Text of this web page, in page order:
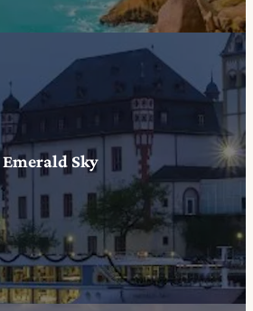
Emerald Sky